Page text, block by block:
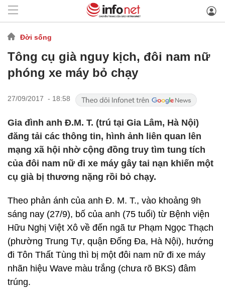
Đời sống
Tông cụ già nguy kịch, đôi nam nữ
phóng xe máy bỏ chạy
27/09/2017 - 18:58
Gia đình anh Đ.M. T. (trú tại Gia Lâm, Hà Nội)
đăng tải các thông tin, hình ảnh liên quan lên
mạng xã hội nhờ cộng đồng truy tìm tung tích
của đôi nam nữ đi xe máy gây tai nạn khiến một
cụ già bị thương nặng rồi bỏ chạy.
Theo phản ánh của anh Đ. M. T., vào khoảng 9h
sáng nay (27/9), bố của anh (75 tuổi) từ Bệnh viện
Hữu Nghị Việt Xô về đến ngã tư Phạm Ngọc Thạch
(phường Trung Tự, quận Đống Đa, Hà Nội), hướng
đi Tôn Thất Tùng thì bị một đôi nam nữ đi xe máy
nhãn hiệu Wave màu trắng (chưa rõ BKS) đâm
trúng.